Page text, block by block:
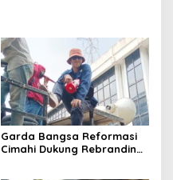
Garda Bangsa Reformasi
Cimahi Dukung Rebranding